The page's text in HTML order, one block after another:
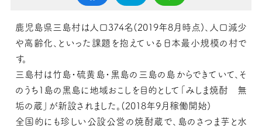
⿅児島県三島村は⼈⼝374名(2019年8月時点)、⼈⼝減少
や⾼齢化、といった課題を抱えている⽇本最⼩規模の村で
す。
三島村は⽵島・硫⻩島・⿊島の三島の島からできていて、そ
のうち1島の黒島に地域おこしを目的として「みしま焼酎 無
垢の蔵」が新設されました。(2018年9月稼働開始)
全国的にも珍しい公設公営の焼酎蔵で、島のさつま芋と⽔